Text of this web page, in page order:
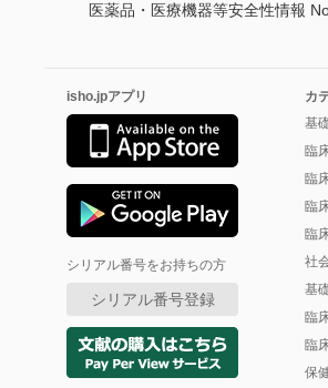
医薬品・医療機器等安全性情報
isho.jpアプリ
シリアル番号をお持ちの方
シリアル番号登録
カ
基
臨
臨
臨
臨
社
基
臨
臨
保